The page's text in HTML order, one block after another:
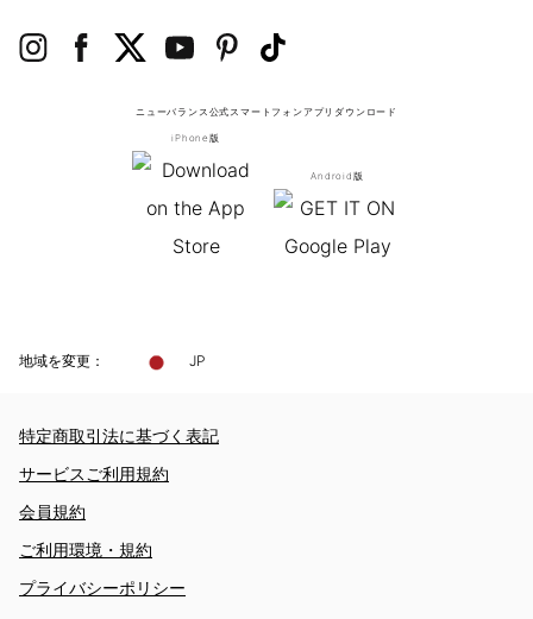
ニューバランス公式スマートフォンアプリ ダウンロード
iPhone版
Android版
地域を変更： JP
特定商取引法に基づく表記
サービスご利用規約
会員規約
ご利用環境・規約
プライバシーポリシー